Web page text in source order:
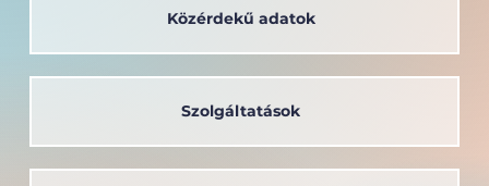
Szolgáltatások
Közérdekű adatok